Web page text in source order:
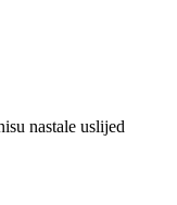
nastale uslijed